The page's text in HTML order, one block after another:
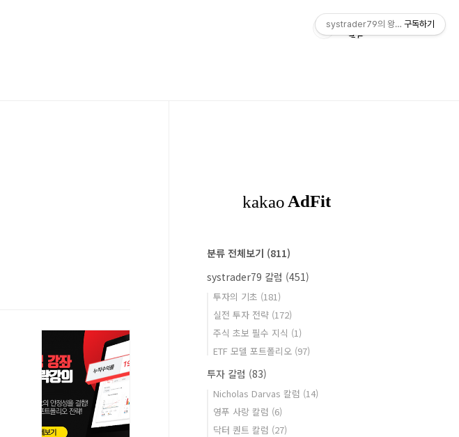
분류 전체보기 (811)
systrader79 칼럼 (451)
투자의 기초 (181)
실전 투자 전략 (172)
주식 초보 필수 지식 (1)
ETF 모델 포트폴리오 (97)
투자 칼럼 (83)
Nicholas Darvas 칼럼 (14)
영푸 사랑 칼럼 (6)
닥터 퀀트 칼럼 (27)
systrader79의 왕초보를 위한 주식
구독하기